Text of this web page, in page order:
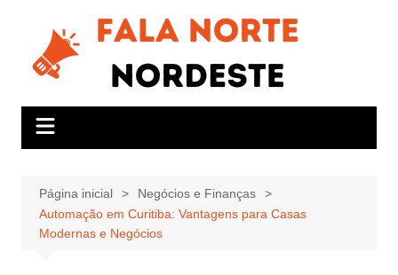
conteúdo
Página inicial
Negócios e Finanças
Automação em Curitiba: Vantagens para Casas
Modernas e Negócios